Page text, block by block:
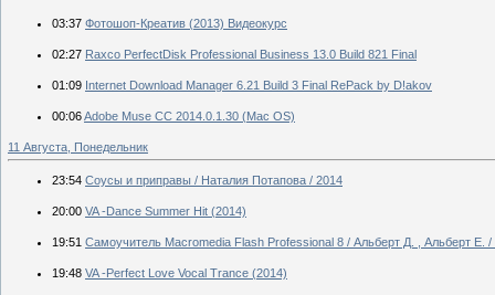
03:37 Фотошоп-Креатив (2013) Видеокурс
02:27 Raxco PerfectDisk Professional Business 13.0 Build 821 Final
01:09 Internet Download Manager 6.21 Build 3 Final RePack by D!akov
00:06Adobe Muse CC 2014.0.1.30 (Mac OS)
11 Августа, Понедельник
23:54 Соусы и приправы / Наталия Потапова / 2014
20:00 VA -Dance Summer Hit (2014)
19:51 Самоучитель Macromedia Flash Professional 8 / Альберт Д. , Альберт Е. /
19:48 VA -Perfect Love Vocal Trance (2014)